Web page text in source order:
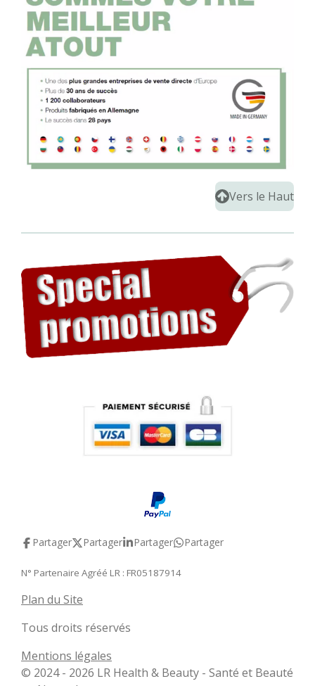
Vers le Haut
Partager Partager Partager Partager
N° Partenaire Agréé LR : FR05187914
Plan du Site
Tous droits réservés
Mentions légales
© 2024 - 2026 LR Health & Beauty - Santé et Beauté